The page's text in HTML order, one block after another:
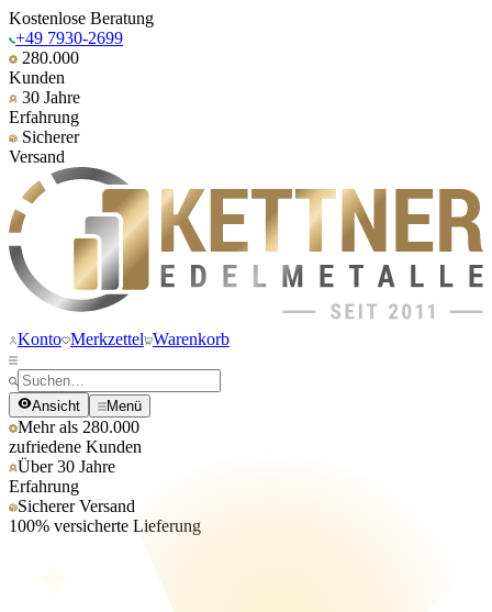
Kostenlose Beratung
+49 7930-2699
280.000
Kunden
30 Jahre
Erfahrung
Sicherer
Versand
Konto Merkzettel Warenkorb
Ansicht Menü
Mehr als 280.000
zufriedene Kunden
Über 30 Jahre
Erfahrung
Sicherer Versand
100% versicherte Lieferung